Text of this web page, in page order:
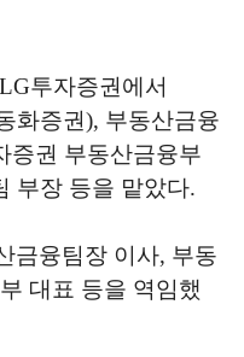
투자증권에서
화증권), 부동산금융
증권 부동산금융부
부장 등을 맡았다.
금융팀장 이사, 부동
대표 등을 역임했